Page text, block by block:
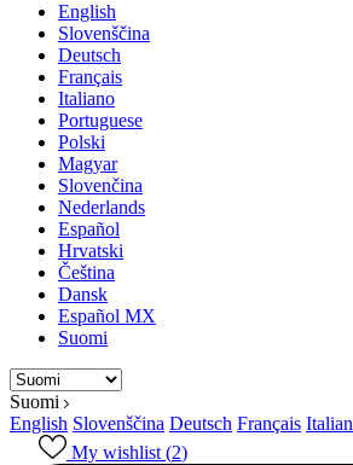
English
Slovenščina
Deutsch
Français
Italiano
Portuguese
Polski
Magyar
Slovenčina
Nederlands
Español
Hrvatski
Čeština
Dansk
Español MX
Suomi
Suomi
English Slovenščina Deutsch Français
My wishlist (2)